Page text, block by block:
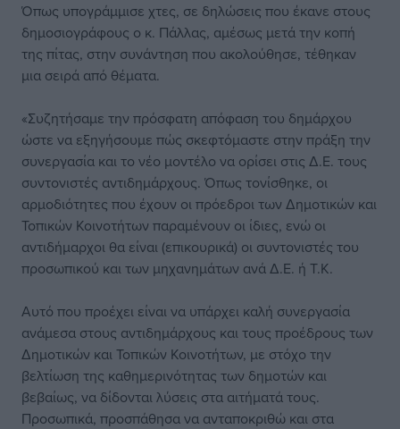
Όπως υπογράμμισε χτες, σε δηλώσεις που έκανε στους
δημοσιογράφους ο κ. Πάλλας, αμέσως μετά την κοπή
της πίτας, στην συνάντηση που ακολούθησε, τέθηκαν
μια σειρά από θέματα.
«Συζητήσαμε την πρόσφατη απόφαση του δημάρχου
ώστε να εξηγήσουμε πώς σκεφτόμαστε στην πράξη την
συνεργασία και το νέο μοντέλο να ορίσει στις Δ.Ε. τους
συντονιστές αντιδημάρχους. Όπως τονίσθηκε, οι
αρμοδιότητες που έχουν οι πρόεδροι των Δημοτικών και
Τοπικών Κοινοτήτων παραμένουν οι ίδιες, ενώ οι
αντιδήμαρχοι θα είναι (επικουρικά) οι συντονιστές του
προσωπικού και των μηχανημάτων ανά Δ.Ε. ή Τ.Κ.
Αυτό που προέχει είναι να υπάρχει καλή συνεργασία
ανάμεσα στους αντιδημάρχους και τους προέδρους των
Δημοτικών και Τοπικών Κοινοτήτων, με στόχο την
βελτίωση της καθημερινότητας των δημοτών και
βεβαίως, να δίδονται λύσεις στα αιτήματά τους.
Προσωπικά, προσπάθησα να ανταποκριθώ και στα